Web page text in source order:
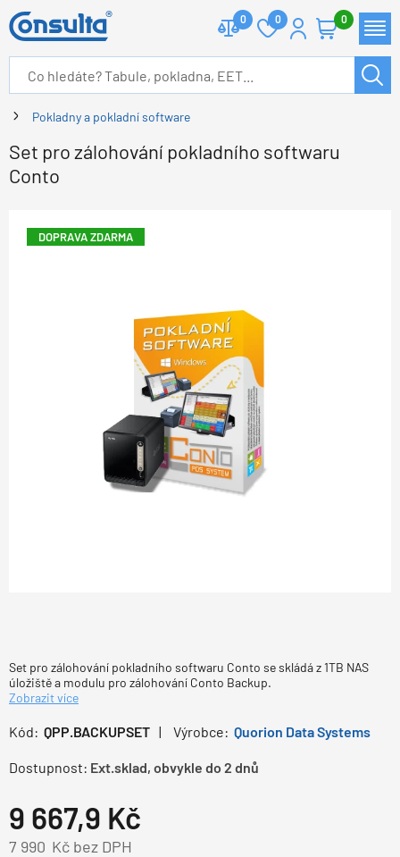
0 0 0
Pokladny a pokladní software
Set pro zálohování pokladního softwaru
Conto
DOPRAVA ZDARMA
Set pro zálohování pokladního softwaru Conto se skládá z 1TB NAS
úložiště a modulu pro zálohování Conto Backup.
Zobrazit více
Kód: QPP.BACKUPSET Výrobce: Quorion Data Systems
Dostupnost: Ext.sklad, obvykle do 2 dnů
9 667,9 Kč
Kč bez DPH
7 990